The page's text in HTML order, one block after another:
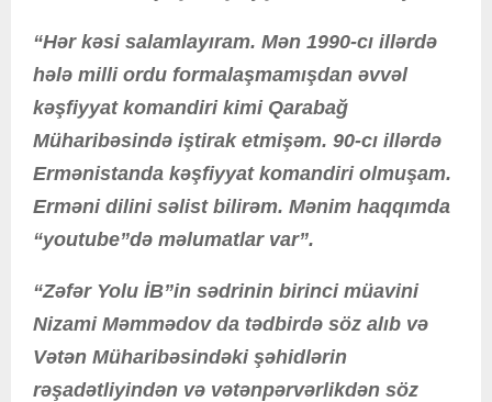
“Hər kəsi salamlayıram. Mən 1990-cı illərdə
hələ milli ordu formalaşmamışdan əvvəl
kəşfiyyat komandiri kimi Qarabağ
Müharibəsində iştirak etmişəm. 90-cı illərdə
Ermənistanda kəşfiyyat komandiri olmuşam.
Erməni dilini səlist bilirəm. Mənim haqqımda
“youtube”də məlumatlar var”.
“Zəfər Yolu İB”in sədrinin birinci müavini
Nizami Məmmədov da tədbirdə söz alıb və
Vətən Müharibəsindəki şəhidlərin
rəşadətliyindən və vətənpərvərlikdən söz